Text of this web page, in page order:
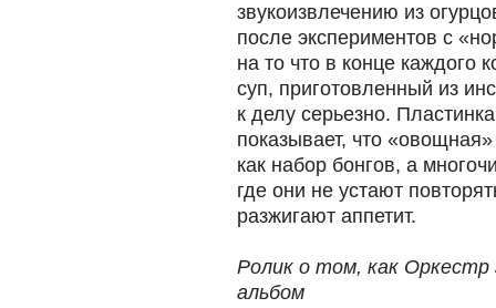
звукоизвлечению из
после экспериментов с
на то что в конце каждого
суп, приготовленный из
к делу серьезно.
показывает, что
как набор бонгов, а
где они не устают
разжигают аппетит.
Ролик о том, как Оркестр
альбом